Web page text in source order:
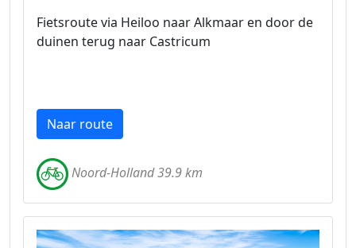
Fietsroute via Heiloo naar Alkmaar en door de
duinen terug naar Castricum
Naar route
Noord-Holland 39.9 km